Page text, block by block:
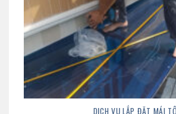
DỊCH VỤ LẮP ĐẶT MÁI